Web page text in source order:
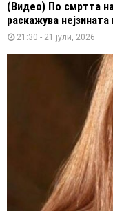
(Видео) По смртта
раскажува нејзината
21:30 - 21 јули, 2026